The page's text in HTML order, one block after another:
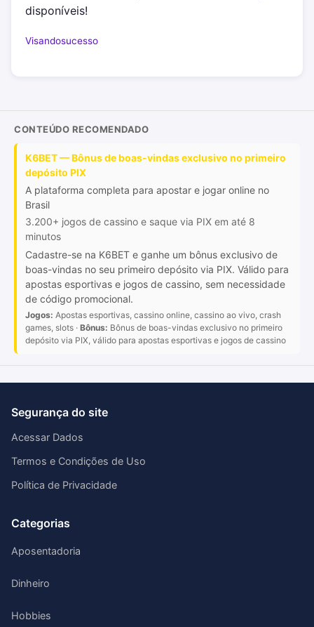
disponíveis!
Visandosucesso
CONTEÚDO RECOMENDADO
K6BET — Bônus de boas-vindas exclusivo no primeiro
depósito PIX
A plataforma completa para apostar e jogar online no
Brasil
3.200+ jogos de cassino e saque via PIX em até 8
minutos
Cadastre-se na K6BET e ganhe um bônus exclusivo de
boas-vindas no seu primeiro depósito via PIX. Válido para
apostas esportivas e jogos de cassino, sem necessidade
de código promocional.
Jogos: Apostas esportivas, cassino online, cassino ao vivo, crash
games, slots · Bônus: Bônus de boas-vindas exclusivo no primeiro
depósito via PIX, válido para apostas esportivas e jogos de cassino
Segurança do site
Acessar Dados
Termos e Condições de Uso
Política de Privacidade
Categorias
Aposentadoria
Dinheiro
Hobbies